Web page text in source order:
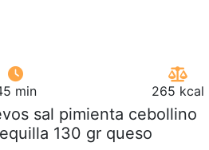
min 265 kcal
sal pimienta cebollino
130 gr queso